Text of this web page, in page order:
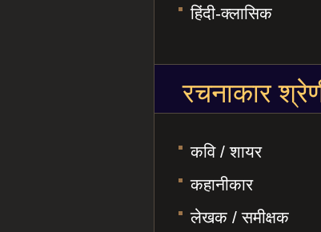
हिंदी-क्लासिक
रचनाकार
कवि / शायर
कहानीकार
लेखक / समीक्षक